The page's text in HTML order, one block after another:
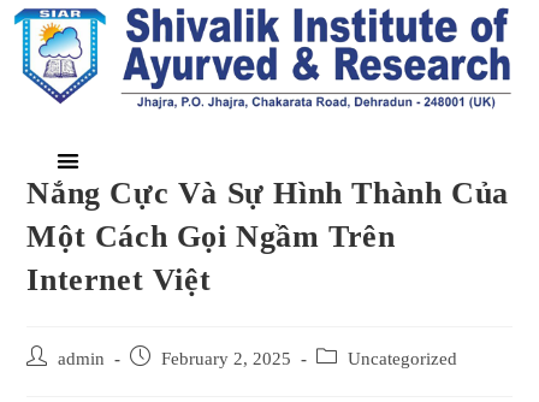
Nắng Cực Và Sự Hình Thành Của
Một Cách Gọi Ngầm Trên
Internet Việt
admin February 2, 2025 Uncategorized